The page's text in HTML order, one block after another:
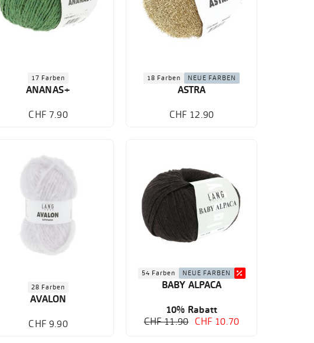
17 Farben
ANANAS+
CHF 7.90
18 Farben NEUE FARBEN
ASTRA
CHF 12.90
28 Farben
AVALON
CHF 9.90
54 Farben NEUE FARBEN
BABY ALPACA
10% Rabatt
CHF 11.90 CHF 10.70